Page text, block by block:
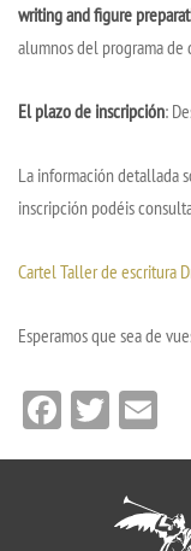
writing and figure
alumnos del programa
El plazo de inscripción:
La información detallada
inscripción podéis
Cartel Taller de escritura
Esperamos que sea de
Facebook
Twitter